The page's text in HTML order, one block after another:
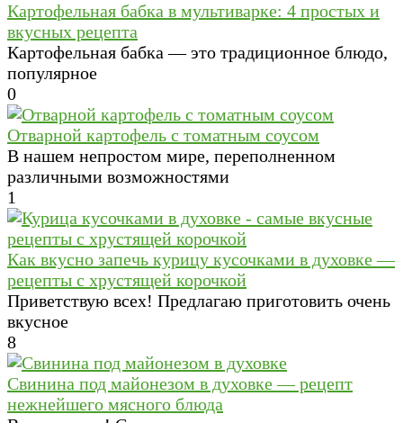
Картофельная бабка в мультиварке: 4 простых и
вкусных рецепта
Картофельная бабка — это традиционное блюдо,
популярное
0
Отварной картофель с томатным соусом
В нашем непростом мире, переполненном
различными возможностями
1
Как вкусно запечь курицу кусочками в духовке —
рецепты с хрустящей корочкой
Приветствую всех! Предлагаю приготовить очень
вкусное
8
Свинина под майонезом в духовке — рецепт
нежнейшего мясного блюда